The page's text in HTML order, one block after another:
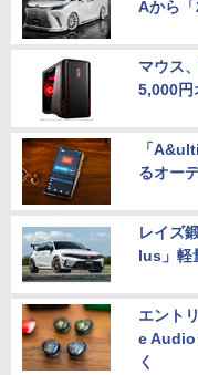
Aから「
マウス
5,000円
「
るオー
レイズ
lus」軽
エント
e Audio
く